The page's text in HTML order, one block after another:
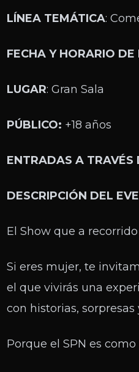
LÍNEA TEMÁTICA:
FECHA Y HORARIO DE
LUGAR: Gran Sala
PÚBLICO: +18 años
ENTRADAS A TRAVÉS
DESCRIPCIÓN DEL
El Show que a
Si eres mujer, te
el que vivirás una
con historias,
Porque el SPN es como